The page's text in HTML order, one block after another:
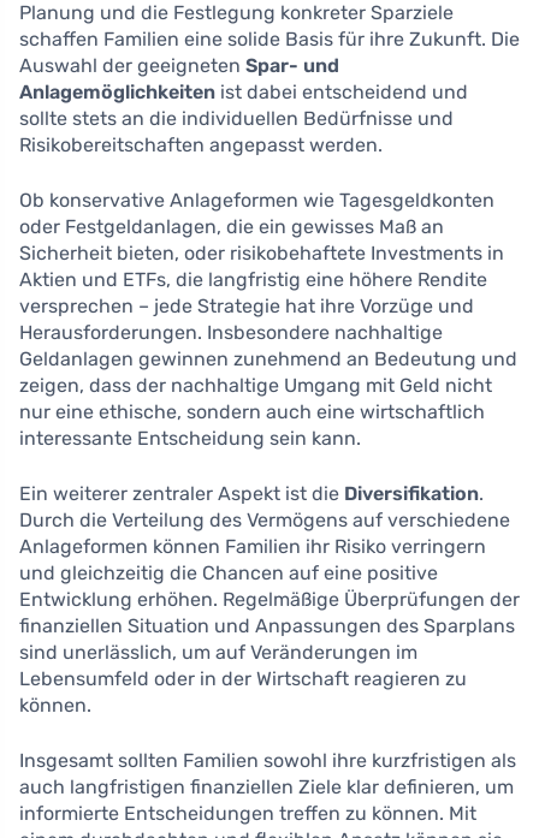
Planung und die Festlegung konkreter Sparziele
schaffen Familien eine solide Basis für ihre Zukunft. Die
Auswahl der geeigneten Spar- und
Anlagemöglichkeiten ist dabei entscheidend und
sollte stets an die individuellen Bedürfnisse und
Risikobereitschaften angepasst werden.
Ob konservative Anlageformen wie Tagesgeldkonten
oder Festgeldanlagen, die ein gewisses Maß an
Sicherheit bieten, oder risikobehaftete Investments in
Aktien und ETFs, die langfristig eine höhere Rendite
versprechen – jede Strategie hat ihre Vorzüge und
Herausforderungen. Insbesondere nachhaltige
Geldanlagen gewinnen zunehmend an Bedeutung und
zeigen, dass der nachhaltige Umgang mit Geld nicht
nur eine ethische, sondern auch eine wirtschaftlich
interessante Entscheidung sein kann.
Ein weiterer zentraler Aspekt ist die Diversifikation.
Durch die Verteilung des Vermögens auf verschiedene
Anlageformen können Familien ihr Risiko verringern
und gleichzeitig die Chancen auf eine positive
Entwicklung erhöhen. Regelmäßige Überprüfungen der
finanziellen Situation und Anpassungen des Sparplans
sind unerlässlich, um auf Veränderungen im
Lebensumfeld oder in der Wirtschaft reagieren zu
können.
Insgesamt sollten Familien sowohl ihre kurzfristigen als
auch langfristigen finanziellen Ziele klar definieren, um
informierte Entscheidungen treffen zu können. Mit